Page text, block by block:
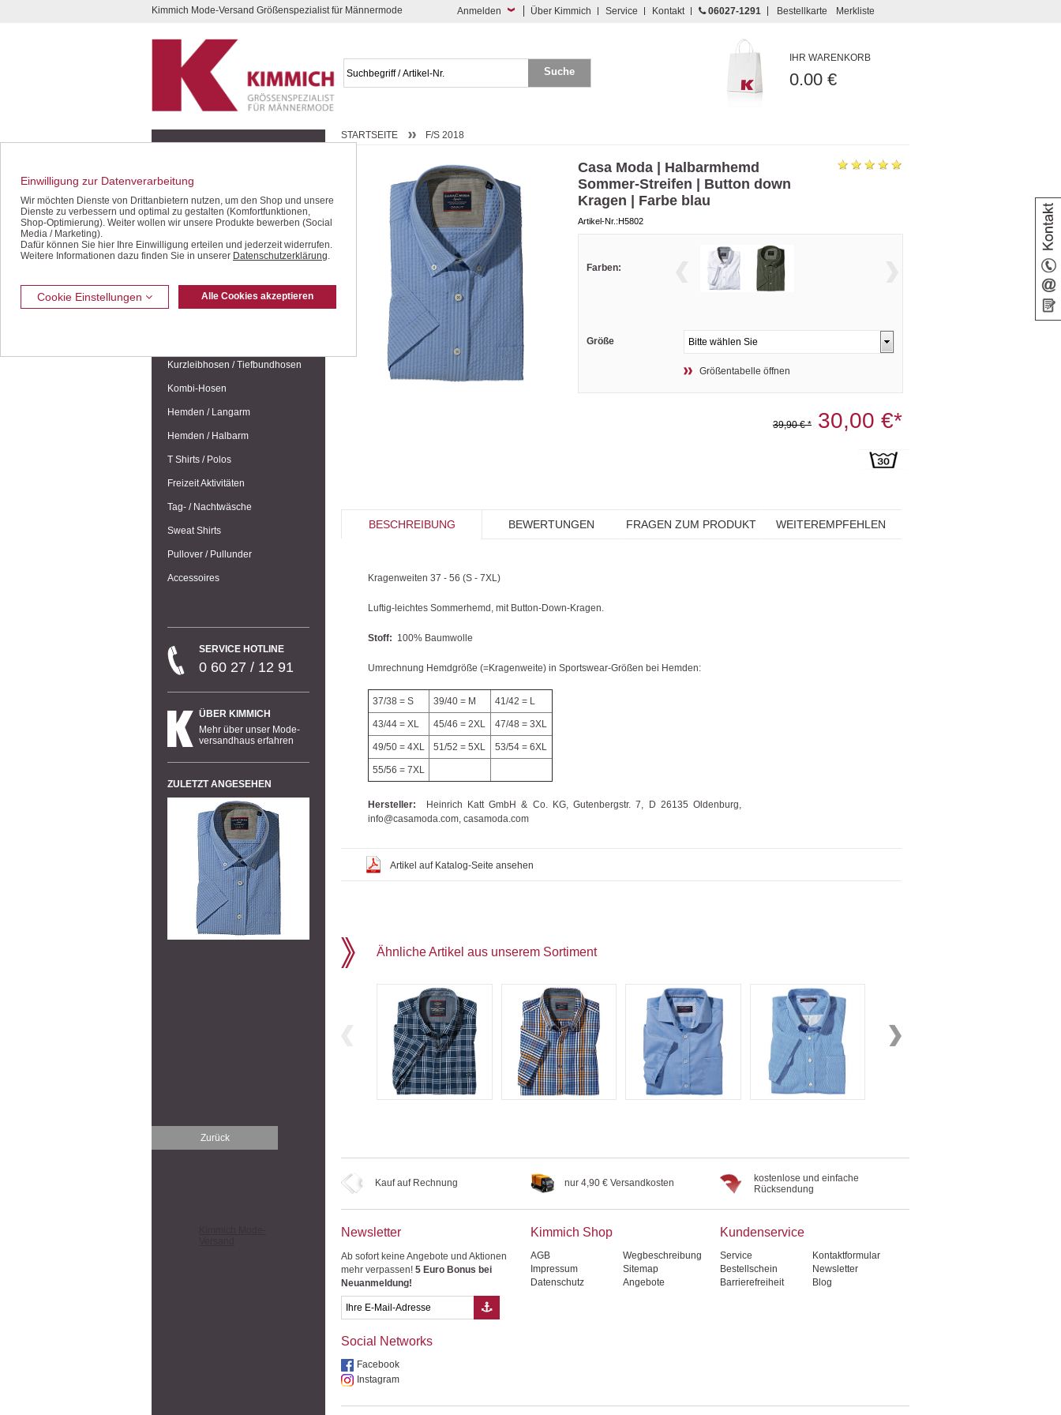
Kompletten Head der Seite überspringenKimmich Mode-Versand Größenspezialist für Männermode Anmelden Über Kimmich Service Kontakt 06027-1291 Bestellkarte Merkliste
IHR WARENKORB
0.00 €
Schnäppchen / SALE
Jacken / Blousons
Sakkos / Janker
Anzüge / Baukasten
Jeans / Denim
Kurzleibhosen / Tiefbundhosen
Kombi-Hosen
Hemden / Langarm
Hemden / Halbarm
T Shirts / Polos
Freizeit Aktivitäten
Tag- / Nachtwäsche
Sweat Shirts
Pullover / Pullunder
Accessoires
SERVICE HOTLINE
0 60 27 / 12 91
ÜBER KIMMICH
Mehr über unser Mode-
versandhaus erfahren
ZULETZT ANGESEHEN
STARTSEITE F/S 2018
Casa Moda | Halbarmhemd
Sommer-Streifen | Button down
Kragen | Farbe blau
Artikel-Nr.:H5802
Farben:
Größe
Größentabelle öffnen
39,90 € *30,00 €*
BESCHREIBUNG BEWERTUNGEN FRAGEN ZUM PRODUKT WEITEREMPFEHLEN
Kragenweiten 37 - 56 (S - 7XL)
Luftig-leichtes Sommerhemd, mit Button-Down-Kragen.
Stoff: 100% Baumwolle
Umrechnung Hemdgröße (=Kragenweite) in Sportswear-Größen bei Hemden:
37/38 = S 39/40 = M 41/42 = L
43/44 = XL 45/46 = 2XL 47/48 = 3XL
49/50 = 4XL 51/52 = 5XL 53/54 = 6XL
55/56 = 7XL
Hersteller: Heinrich Katt GmbH & Co. KG, Gutenbergstr. 7, D 26135 Oldenburg,
info@casamoda.com, casamoda.com
Artikel auf Katalog-Seite ansehen
Ähnliche Artikel aus unserem Sortiment
Zurück
Kauf auf Rechnung nur 4,90 € Versandkosten
kostenlose und einfache
Rücksendung
Newsletter
Ab sofort keine Angebote und Aktionen
mehr verpassen! 5 Euro Bonus bei
Neuanmeldung!
Social Networks
Facebook
Instagram
Kimmich Shop
AGB
Wegbeschreibung
Impressum
Sitemap
Datenschutz
Angebote
Kundenservice
Service
Kontaktformular
Bestellschein
Newsletter
Barrierefreiheit
Blog
Einwilligung zur Datenverarbeitung
Wir möchten Dienste von Drittanbietern nutzen, um den Shop und unsere
Dienste zu verbessern und optimal zu gestalten (Komfortfunktionen,
Shop-Optimierung). Weiter wollen wir unsere Produkte bewerben (Social
Media / Marketing).
Dafür können Sie hier Ihre Einwilligung erteilen und jederzeit widerrufen.
Weitere Informationen dazu finden Sie in unserer Datenschutzerklärung.
Cookie Einstellungen Alle Cookies akzeptieren